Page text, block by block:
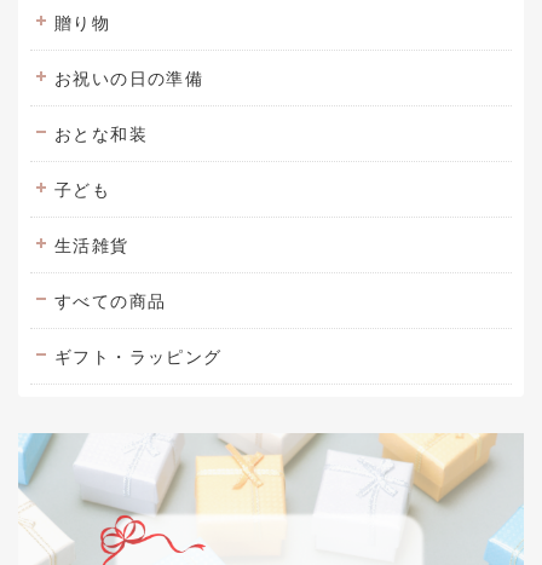
贈り物
お祝いの日の準備
おとな和装
子ども
生活雑貨
すべての商品
ギフト・ラッピング